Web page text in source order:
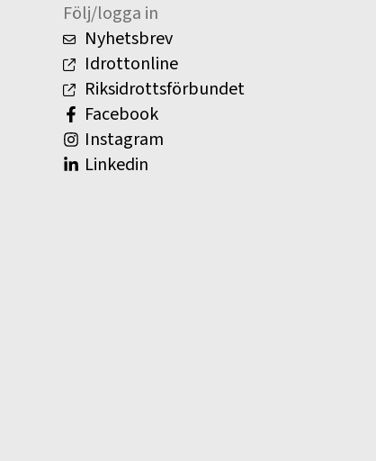
Följ/logga in
Nyhetsbrev
Idrottonline
Riksidrottsförbundet
Facebook
Instagram
Linkedin